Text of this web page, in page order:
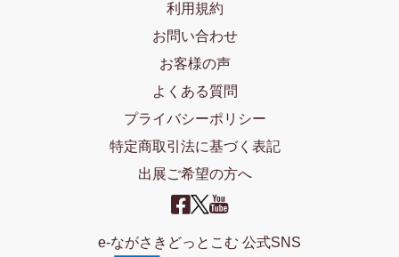
利用規約
お問い合わせ
お客様の声
よくある質問
プライバシーポリシー
特定商取引法に基づく表記
出展ご希望の方へ
e-ながさきどっとこむ 公式SNS